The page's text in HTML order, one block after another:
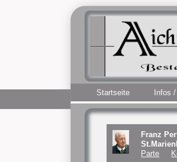
Startseite Infos
Franz
Parte